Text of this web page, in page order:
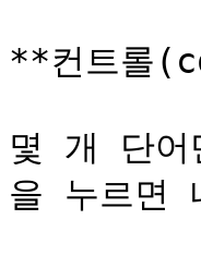
**컨트롤
몇 개 단
을 누르면